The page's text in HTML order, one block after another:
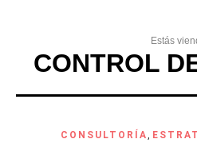
Estás
CONTROL
CONSULTORÍA,